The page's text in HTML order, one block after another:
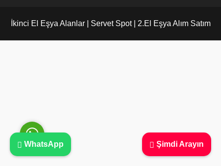
İkinci El Eşya Alanlar | Servet Spot | 2.El Eşya Alım Satım
Şimdi Arayın
WhatsApp